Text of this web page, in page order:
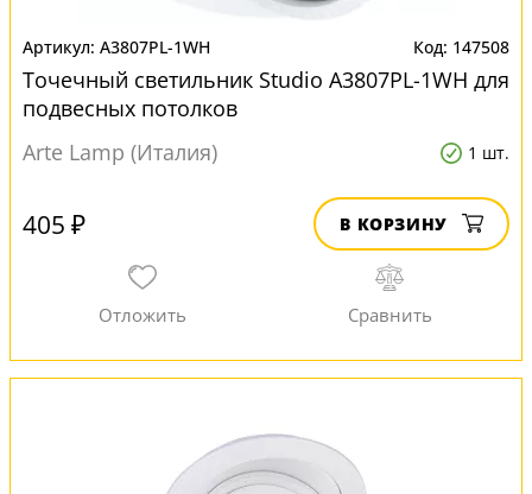
A3807PL-1WH 147508
Точечный светильник Studio A3807PL-1WH для
подвесных потолков
Arte Lamp (Италия)
1 шт.
405 ₽ В КОРЗИНУ